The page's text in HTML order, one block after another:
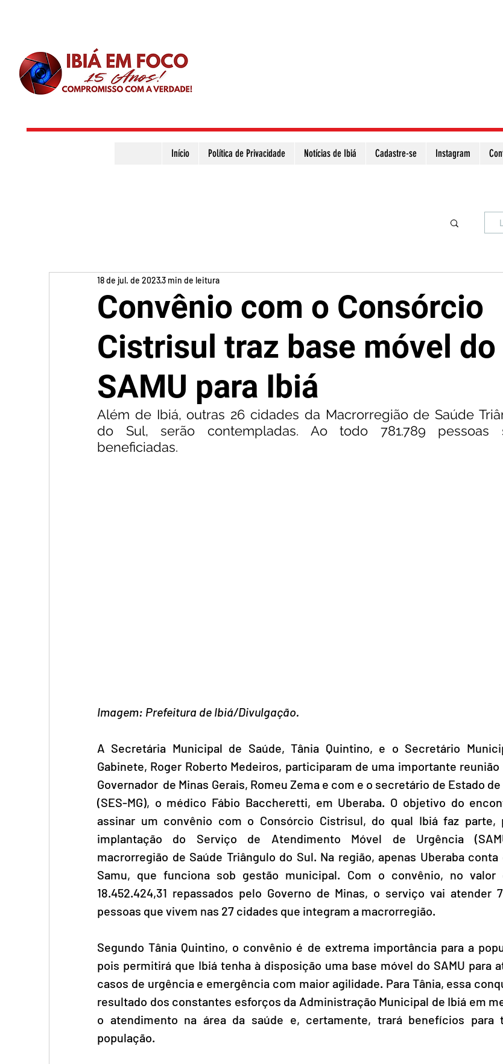
Início Política de Privacidade Notícias de Ibiá Cadastre-se Instagram
Convênio com o Consórcio
Cistrisul traz base móvel do
SAMU para Ibiá
18 de jul. de 20233 min de leitura
Além de Ibiá, outras 26 cidades da Macrorregião de Saúde
do Sul, serão contempladas. Ao todo 781.789 pessoas
beneficiadas.
Imagem: Prefeitura de Ibiá/Divulgação.
A Secretária Municipal de Saúde, Tânia Quintino, e o Secretário
Gabinete, Roger Roberto Medeiros, participaram de uma importante
Governador  de Minas Gerais, Romeu Zema e com e o secretário de Estado de
(SES-MG), o médico Fábio Baccheretti, em Uberaba. O objetivo do
assinar um convênio com o Consórcio Cistrisul, do qual Ibiá faz parte,
implantação do Serviço de Atendimento Móvel de Urgência
macrorregião de Saúde Triângulo do Sul. Na região, apenas Uberaba conta
Samu, que funciona sob gestão municipal. Com o convênio, no valor
18.452.424,31 repassados pelo Governo de Minas, o serviço vai atender
pessoas que vivem nas 27 cidades que integram a macrorregião.
Segundo Tânia Quintino, o convênio é de extrema importância para a
pois permitirá que Ibiá tenha à disposição uma base móvel do SAMU para
casos de urgência e emergência com maior agilidade. Para Tânia, essa
resultado dos constantes esforços da Administração Municipal de Ibiá em
o atendimento na área da saúde e, certamente, trará benefícios para
população.